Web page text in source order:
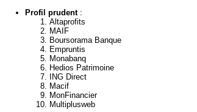
Profil prudent:
Altaprofits
MAIF
Boursorama Banque
Empruntis
Monabanq
Hedios Patrimoine
ING Direct
Macif
MonFinancier
Multiplusweb